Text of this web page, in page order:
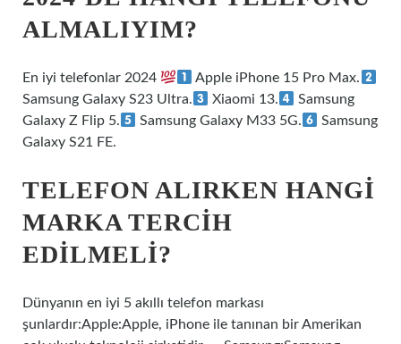
ALMALIYIM?
En iyi telefonlar 2024
Apple iPhone 15 Pro Max.
Samsung Galaxy S23 Ultra.
Xiaomi 13.
Samsung
Galaxy Z Flip 5.
Samsung Galaxy M33 5G.
Samsung
Galaxy S21 FE.
TELEFON ALIRKEN HANGI
MARKA TERCIH
EDILMELI?
Dünyanın en iyi 5 akıllı telefon markası
şunlardır:Apple:Apple, iPhone ile tanınan bir Amerikan